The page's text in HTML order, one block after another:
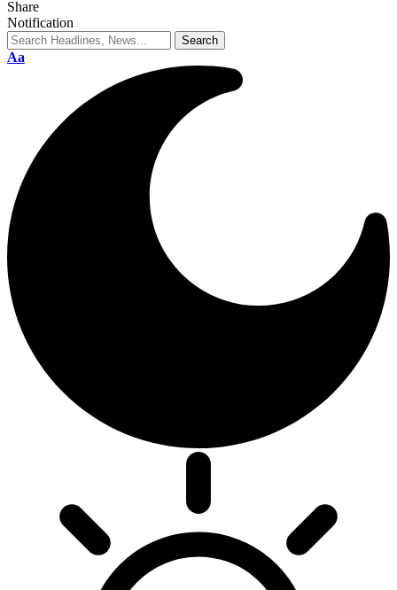
Share
Notification
Aa